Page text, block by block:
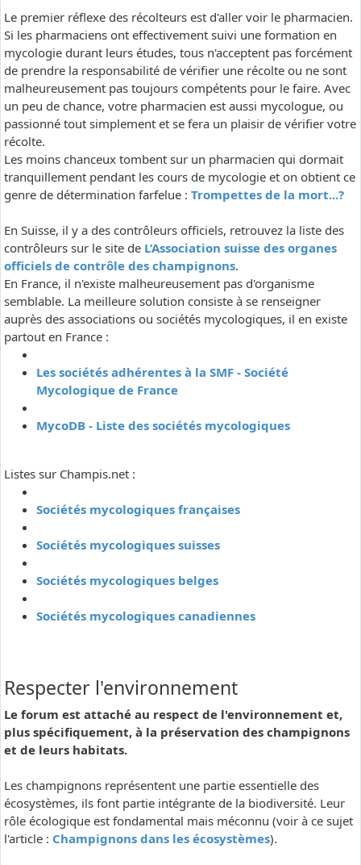
Le premier réflexe des récolteurs est d'aller voir le pharmacien.
Si les pharmaciens ont effectivement suivi une formation en
mycologie durant leurs études, tous n'acceptent pas forcément
de prendre la responsabilité de vérifier une récolte ou ne sont
malheureusement pas toujours compétents pour le faire. Avec
un peu de chance, votre pharmacien est aussi mycologue, ou
passionné tout simplement et se fera un plaisir de vérifier votre
récolte.
Les moins chanceux tombent sur un pharmacien qui dormait
tranquillement pendant les cours de mycologie et on obtient ce
genre de détermination farfelue : Trompettes de la mort...?
En Suisse, il y a des contrôleurs officiels, retrouvez la liste des
contrôleurs sur le site de L’Association suisse des organes
officiels de contrôle des champignons.
En France, il n'existe malheureusement pas d'organisme
semblable. La meilleure solution consiste à se renseigner
auprès des associations ou sociétés mycologiques, il en existe
partout en France :
Les sociétés adhérentes à la SMF - Société
Mycologique de France
MycoDB - Liste des sociétés mycologiques
Listes sur Champis.net :
Sociétés mycologiques françaises
Sociétés mycologiques suisses
Sociétés mycologiques belges
Sociétés mycologiques canadiennes
Respecter l'environnement
Le forum est attaché au respect de l'environnement et,
plus spécifiquement, à la préservation des champignons
et de leurs habitats.
Les champignons représentent une partie essentielle des
écosystèmes, ils font partie intégrante de la biodiversité. Leur
rôle écologique est fondamental mais méconnu (voir à ce sujet
l'article : Champignons dans les écosystèmes).